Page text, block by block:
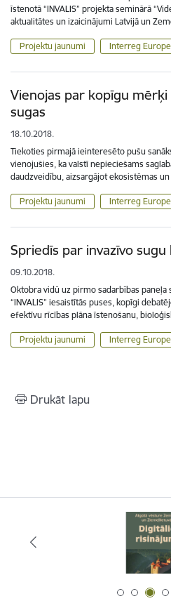
īstenotā “INVALIS” projekta seminārā
aktualitātes un izaicinājumi Latvijā un
Projektu jaunumi Interreg Europe
Vienojas par kopīgu mērķi
sugas
18.10.2018.
Tiekoties pirmajā ieinteresēto pušu
vienojušies, ka valstī nepieciešams
daudzveidību, aizsargājot ekosistēmas
Projektu jaunumi Interreg Europe
Spriedīs par invazīvo
09.10.2018.
Oktobra vidū uz pirmo sadarbības paneļa
“INVALIS” iesaistītās puses, kopīgi
efektīvu rīcības plāna īstenošanu,
Projektu jaunumi Interreg Europe
Drukāt lapu